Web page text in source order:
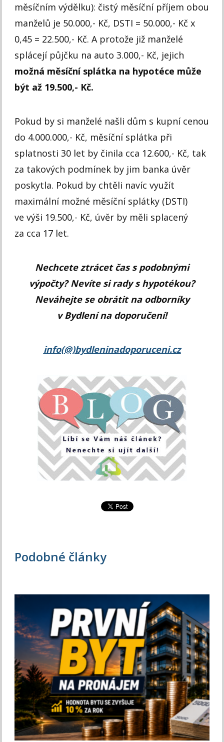
měsíčním výdělku): čistý měsíční příjem obou
manželů je 50.000,- Kč, DSTI = 50.000,- Kč x
0,45 = 22.500,- Kč. A protože již manželé
splácejí půjčku na auto 3.000,- Kč, jejich
možná měsíční splátka na hypotéce může
být až 19.500,- Kč.
Pokud by si manželé našli dům s kupní cenou
do 4.000.000,- Kč, měsíční splátka při
splatnosti 30 let by činila cca 12.600,- Kč, tak
za takových podmínek by jim banka úvěr
poskytla. Pokud by chtěli navíc využít
maximální možné měsíční splátky (DSTI)
ve výši 19.500,- Kč, úvěr by měli splacený
za cca 17 let.
Nechcete ztrácet čas s podobnými
výpočty? Nevíte si rady s hypotékou?
Neváhejte se obrátit na odborníky
v Bydlení na doporučení!
info(@)bydleninadoporuceni.cz
Podobné články